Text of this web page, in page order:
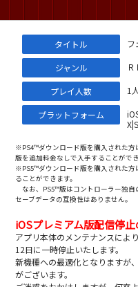
タイトル フ
ジャンル Ｒ
プレイ人数 1人
プラットフォーム
※PS4™ダウンロード版を購入された方
版を追加料金なしで入手することができ
※PS5™ダウンロード版を購入された方
ることができます。
なお、PS5™版はコントローラー独自
セーブデータの互換性はありません。
iOSプレミアム版配信停
アプリ本体のメンテナンスによ
12日に一時停止いたします。
新機種への最適化となりますが
がございます。